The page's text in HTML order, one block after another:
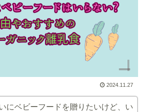
2024.11.27
にベビーフードを贈りたいけど、い